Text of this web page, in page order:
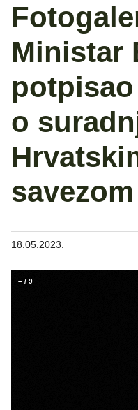
Ministar
o
savezom
18.05.2023.
– / 9